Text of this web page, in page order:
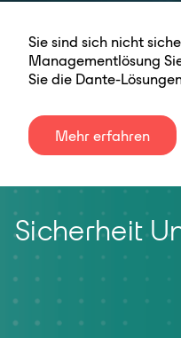
Sie sind sich nicht
Managementlösung
Sie die Dante-
Mehr erfahren
Sicherheit